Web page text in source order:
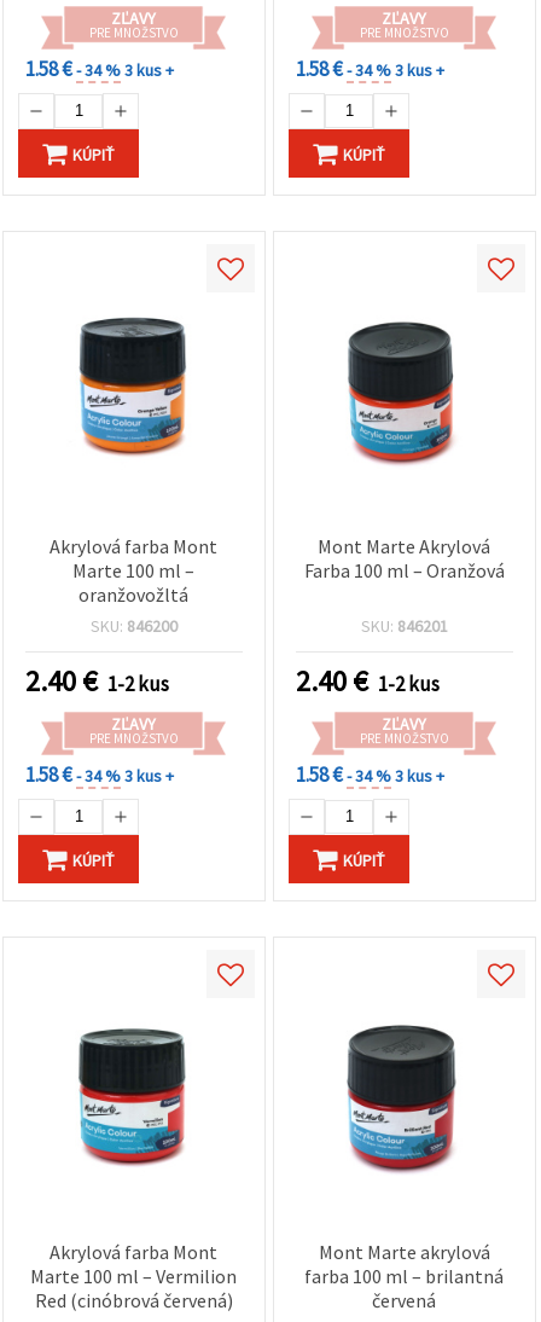
ZĽAVY
PRE MNOŽSTVO
1.58 €- 34 %3 kus +
KÚPIŤ
ZĽAVY
PRE MNOŽSTVO
1.58 €- 34 %3 kus +
KÚPIŤ
Akrylová farba Mont
Marte 100 ml –
oranžovožltá
SKU: 846200
2.40€ 1-2 kus
ZĽAVY
PRE MNOŽSTVO
1.58 €- 34 %3 kus +
KÚPIŤ
Mont Marte Akrylová
Farba 100 ml – Oranžová
SKU: 846201
2.40€ 1-2 kus
ZĽAVY
PRE MNOŽSTVO
1.58 €- 34 %3 kus +
KÚPIŤ
Akrylová farba Mont
Marte 100 ml – Vermilion
Red (cinóbrová červená)
Mont Marte akrylová
farba 100 ml – brilantná
červená